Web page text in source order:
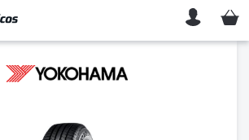
Mi